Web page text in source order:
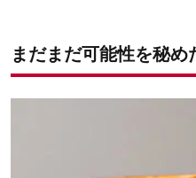
まだまだ可能性を秘め